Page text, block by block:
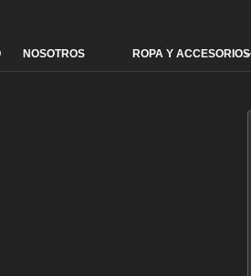
NOSOTROS ROPA Y ACCESORIOS